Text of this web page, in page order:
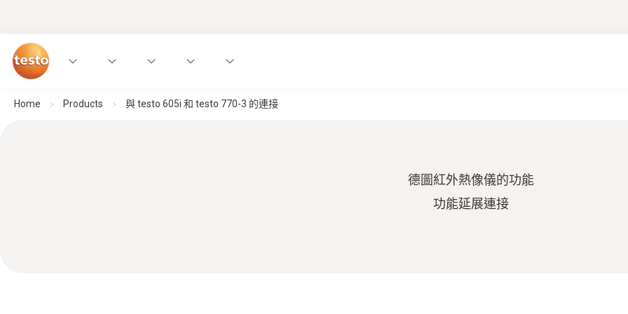
Home Products 與 testo 605i 和 testo 770-3 的連接
德圖紅外熱像儀的功能
功能延展連接